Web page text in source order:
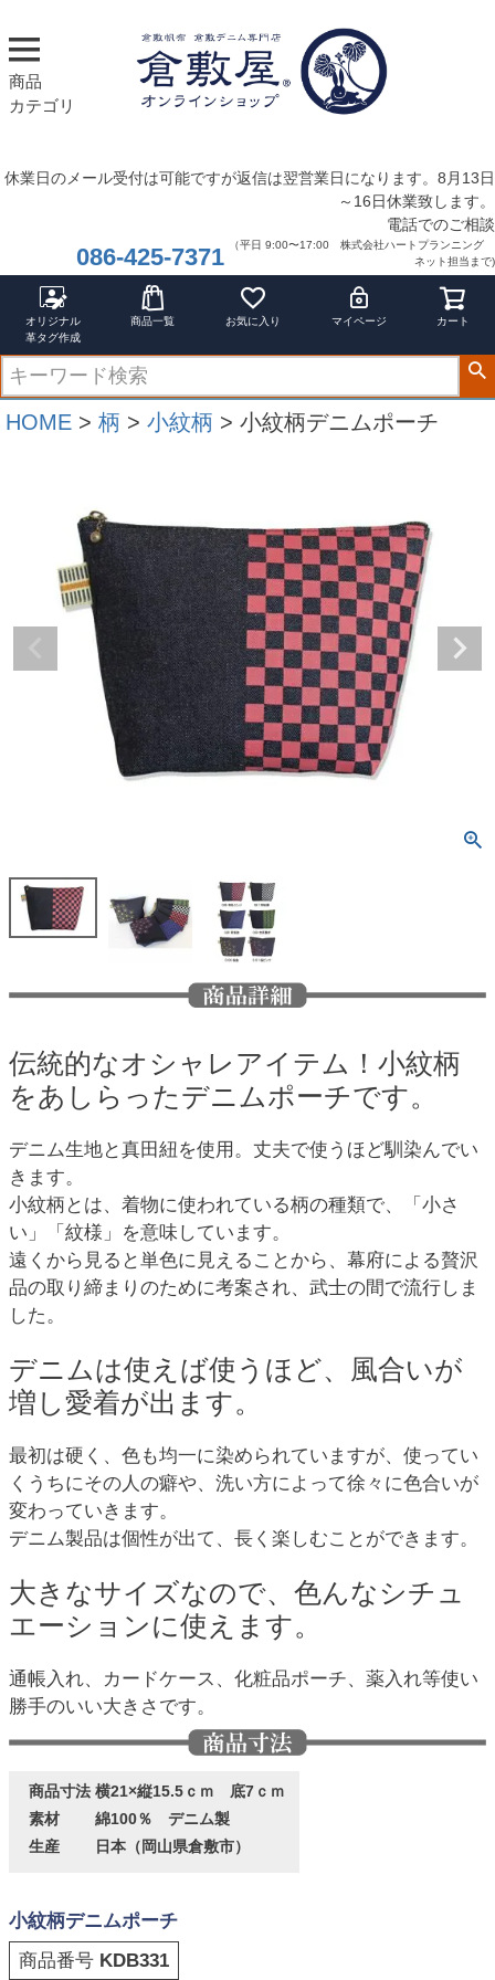
商品
カテゴリ
休業日のメール受付は可能ですが返信は翌営業日になります。8月13日
～16日休業致します。
電話でのご相談
086-425-7371
（平日 9:00〜17:00 株式会社ハートプランニング
ネット担当まで)
オリジナル
革タグ作成
商品一覧 お気に入り マイページ カート
HOME 柄 小紋柄 小紋柄デニムポーチ
伝統的なオシャレアイテム！小紋柄
をあしらったデニムポーチです。
デニム生地と真田紐を使用。丈夫で使うほど馴染んでい
きます。
小紋柄とは、着物に使われている柄の種類で、「小さ
い」「紋様」を意味しています。
遠くから見ると単色に見えることから、幕府による贅沢
品の取り締まりのために考案され、武士の間で流行しま
した。
デニムは使えば使うほど、風合いが
増し愛着が出ます。
最初は硬く、色も均一に染められていますが、使ってい
くうちにその人の癖や、洗い方によって徐々に色合いが
変わっていきます。
デニム製品は個性が出て、長く楽しむことができます。
大きなサイズなので、色んなシチュ
エーションに使えます。
通帳入れ、カードケース、化粧品ポーチ、薬入れ等使い
勝手のいい大きさです。
商品寸法 横21×縦15.5ｃｍ 底7ｃｍ
素材
綿100％ デニム製
生産
日本（岡山県倉敷市）
小紋柄デニムポーチ
商品番号 KDB331